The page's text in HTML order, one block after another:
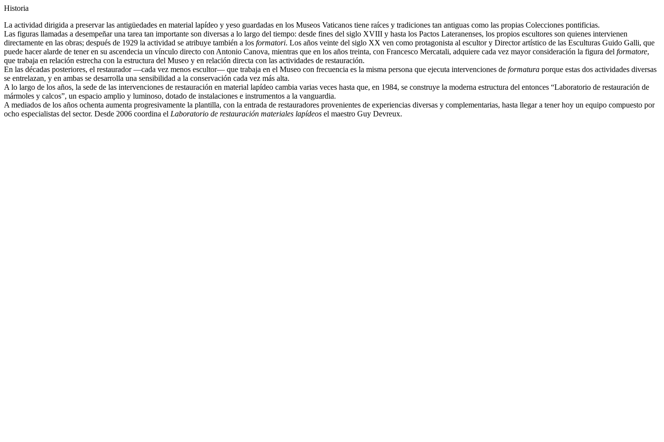
Historia
La actividad dirigida a preservar las antigüedades en material lapídeo y yeso guardadas en los Museos Vaticanos tiene raíces y tradiciones tan antiguas como las propias Colecciones pontificias.
Las figuras llamadas a desempeñar una tarea tan importante son diversas a lo largo del tiempo: desde fines del siglo XVIII y hasta los Pactos Lateranenses, los propios escultores son quienes intervienen
directamente en las obras; después de 1929 la actividad se atribuye también a los formatori. Los años veinte del siglo XX ven como protagonista al escultor y Director artístico de las Esculturas Guido Galli, que
puede hacer alarde de tener en su ascendecia un vínculo directo con Antonio Canova, mientras que en los años treinta, con Francesco Mercatali, adquiere cada vez mayor consideración la figura del formatore,
que trabaja en relación estrecha con la estructura del Museo y en relación directa con las actividades de restauración.
En las décadas posteriores, el restaurador —cada vez menos escultor— que trabaja en el Museo con frecuencia es la misma persona que ejecuta intervenciones de formatura porque estas dos actividades diversas
se entrelazan, y en ambas se desarrolla una sensibilidad a la conservación cada vez más alta.
A lo largo de los años, la sede de las intervenciones de restauración en material lapídeo cambia varias veces hasta que, en 1984, se construye la moderna estructura del entonces “Laboratorio de restauración de
mármoles y calcos”, un espacio amplio y luminoso, dotado de instalaciones e instrumentos a la vanguardia.
A mediados de los años ochenta aumenta progresivamente la plantilla, con la entrada de restauradores provenientes de experiencias diversas y complementarias, hasta llegar a tener hoy un equipo compuesto por
ocho especialistas del sector. Desde 2006 coordina el Laboratorio de restauración materiales lapídeos el maestro Guy Devreux.